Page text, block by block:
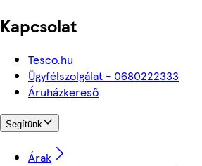
Kapcsolat
Tesco.hu
Ügyfélszolgálat - 0680222333
Áruházkereső
Segítünk
Árak